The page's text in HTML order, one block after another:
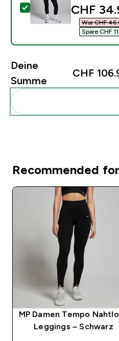
Dieses Produkt
CHF
War CHF
Spare CHF
Deine
Summe
CHF
Recommended
MP Damen Tempo
Leggings – Schwarz